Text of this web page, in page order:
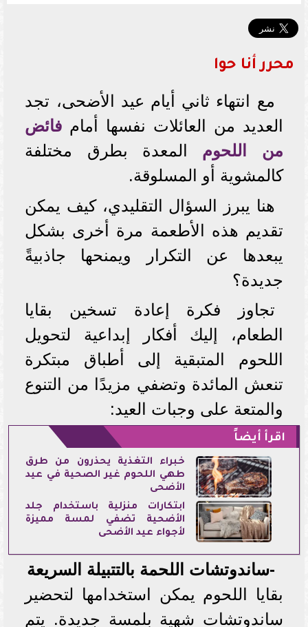
محرر أنا حوا
مع انتهاء ثاني أيام عيد الأضحى، تجد
العديد من العائلات نفسها أمام فائض
من اللحوم المعدة بطرق مختلفة
كالمشوية أو المسلوقة.
هنا يبرز السؤال التقليدي، كيف يمكن
تقديم هذه الأطعمة مرة أخرى بشكل
يبعدها عن التكرار ويمنحها جاذبيةً
جديدة؟
تجاوز فكرة إعادة تسخين بقايا
الطعام، إليك أفكار إبداعية لتحويل
اللحوم المتبقية إلى أطباق مبتكرة
تنعش المائدة وتضفي مزيدًا من التنوع
والمتعة على وجبات العيد:
اقرأ أيضاً
خبراء التغذية يحذرون من طرق
طهي اللحوم غير الصحية في عيد
الأضحى
ابتكارات منزلية باستخدام جلد
الأضحية تضفي لمسة مميزة
لأجواء عيد الأضحى
-ساندوتشات اللحمة بالتتبيلة السريعة
بقايا اللحوم يمكن استخدامها لتحضير
ساندوتشات شهية بلمسة جديدة. يتم